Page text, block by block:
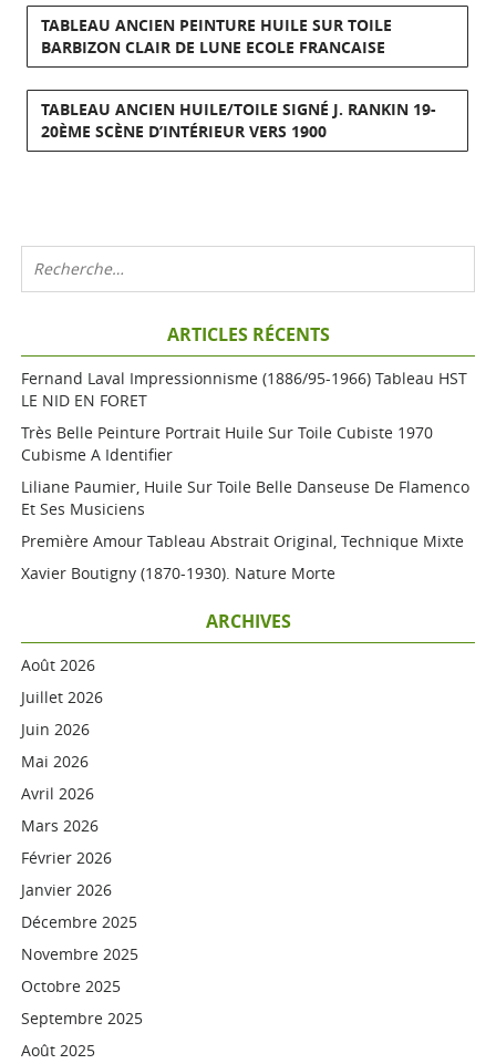
TABLEAU ANCIEN PEINTURE HUILE SUR TOILE
BARBIZON CLAIR DE LUNE ECOLE FRANCAISE
TABLEAU ANCIEN HUILE/TOILE SIGNÉ J. RANKIN 19-
20ÈME SCÈNE D’INTÉRIEUR VERS 1900
ARTICLES RÉCENTS
Fernand Laval Impressionnisme (1886/95-1966) Tableau HST
LE NID EN FORET
Très Belle Peinture Portrait Huile Sur Toile Cubiste 1970
Cubisme A Identifier
Liliane Paumier, Huile Sur Toile Belle Danseuse De Flamenco
Et Ses Musiciens
Première Amour Tableau Abstrait Original, Technique Mixte
Xavier Boutigny (1870-1930). Nature Morte
ARCHIVES
Août 2026
Juillet 2026
Juin 2026
Mai 2026
Avril 2026
Mars 2026
Février 2026
Janvier 2026
Décembre 2025
Novembre 2025
Octobre 2025
Septembre 2025
Août 2025